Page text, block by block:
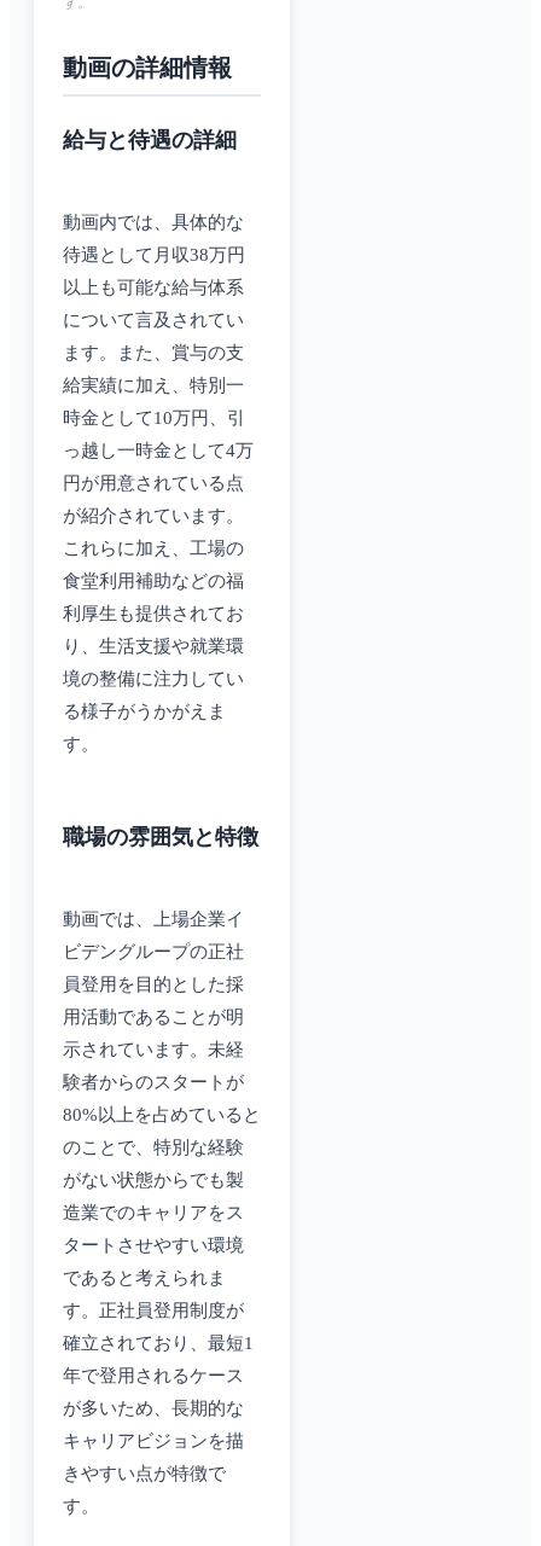
動画の詳細情報
給与と待遇の詳細
動画内では、具体的な
待遇として月収38万円
以上も可能な給与体系
について言及されてい
ます。また、賞与の支
給実績に加え、特別一
時金として10万円、引
っ越し一時金として4万
円が用意されている点
が紹介されています。
これらに加え、工場の
食堂利用補助などの福
利厚生も提供されてお
り、生活支援や就業環
境の整備に注力してい
る様子がうかがえま
す。
職場の雰囲気と特徴
動画では、上場企業イ
ビデングループの正社
員登用を目的とした採
用活動であることが明
示されています。未経
験者からのスタートが
80%以上を占めていると
のことで、特別な経験
がない状態からでも製
造業でのキャリアをス
タートさせやすい環境
であると考えられま
す。正社員登用制度が
確立されており、最短1
年で登用されるケース
が多いため、長期的な
キャリアビジョンを描
きやすい点が特徴で
す。